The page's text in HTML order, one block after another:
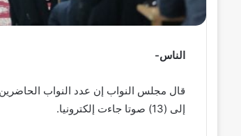
الناس-
إلى (13) صوتا جاءت إلكترونيا.